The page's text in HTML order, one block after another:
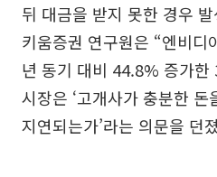
뒤 대금을 받지 못한 경우
키움증권 연구원은 “엔비디
년 동기 대비 44.8% 증가한
시장은 ‘고개사가 충분한
지연되는가’라는 의문을 던